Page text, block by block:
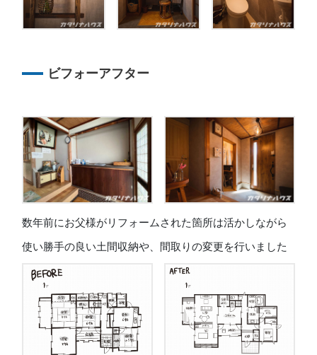
ビフォーアフター
数年前にお父様がリフォームされた箇所は活かしながら
使い勝手の良い土間収納や、間取りの変更を行いました